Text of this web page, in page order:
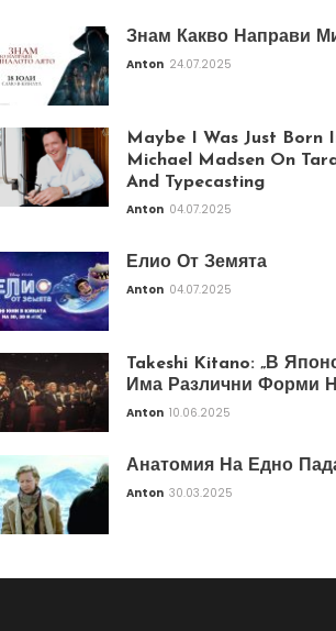
Знам Какво Направи
Anton 24.07.2025
Maybe I Was Just Born
Michael Madsen On
And Typecasting
Anton 04.07.2025
Елио От Земята
Anton 04.07.2025
Takeshi Kitano: „В
Има Различни Форми
Anton 10.06.2025
Анатомия На Едно
Anton 30.03.2025